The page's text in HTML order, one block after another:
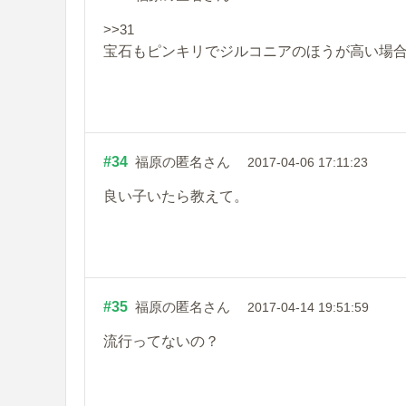
>>31
宝石もピンキリでジルコニアのほうが高い場
#34 福原の匿名さん 2017-04-06 17:11:23
良い子いたら教えて。
#35 福原の匿名さん 2017-04-14 19:51:59
流行ってないの？